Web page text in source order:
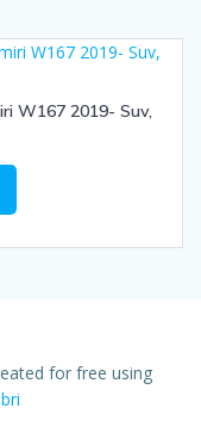
W167 2019- Suv,
for free using